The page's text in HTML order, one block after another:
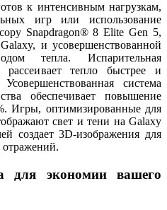
к интенсивным нагрузкам,
игр или использование
Snapdragon® 8 Elite Gen 5,
и усовершенствованной
тепла. Испарительная
тепло быстрее и
система
обеспечивает повышение
Игры, оптимизированные для
свет и тени на Galaxy
создает 3D-изображения для
отражений.
для экономии вашего